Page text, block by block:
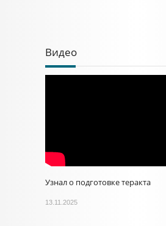
Видео
Узнал о подготовке теракта
13.11.2025